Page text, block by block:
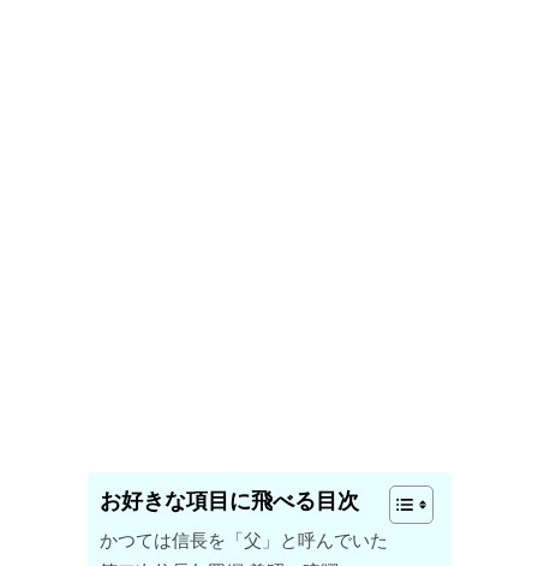
お好きな項目に飛べる目次
かつては信長を「父」と呼んでいた